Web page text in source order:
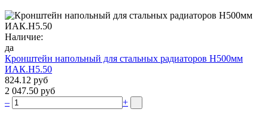
Наличие:
да
Кронштейн напольный для стальных радиаторов Н500мм
ИАК.Н5.50
824.12 руб
2 047.50 руб
–
+